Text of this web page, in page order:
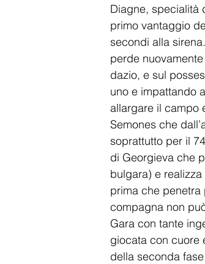
Diagne, specialità
primo vantaggio
secondi alla
perde
dazio, e sul
uno e impattando
allargare il campo
Semones che
soprattutto per il
di Georgieva che
bulgara) e
prima che
compagna non
Gara con tante
giocata con cuore
della seconda